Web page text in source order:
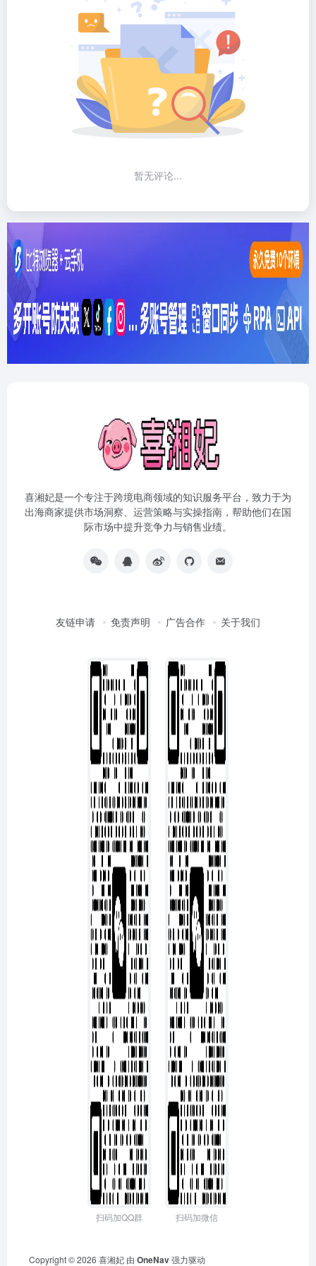
暂无评论...
喜湘妃是一个专注于跨境电商领域的知识服务平台，致力于为
出海商家提供市场洞察、运营策略与实操指南，帮助他们在国
际市场中提升竞争力与销售业绩。
友链申请 免责声明 广告合作 关于我们
扫码加QQ群 扫码加微信
Copyright © 2026 喜湘妃 由 OneNav强力驱动